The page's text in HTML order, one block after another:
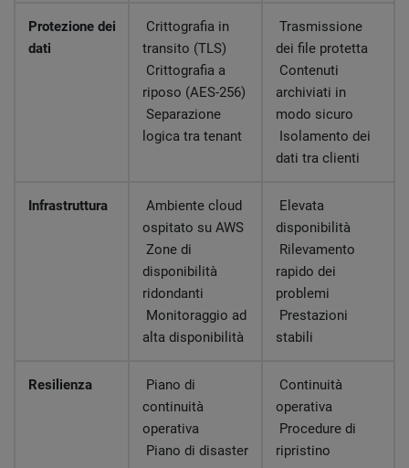
Protezione dei
dati
Crittografia in
transito (TLS)
Crittografia a
riposo (AES-256)
Separazione
logica tra tenant
Trasmissione
dei file protetta
Contenuti
archiviati in
modo sicuro
Isolamento dei
dati tra clienti
Infrastruttura
Ambiente cloud
ospitato su AWS
Zone di
disponibilità
ridondanti
Monitoraggio ad
alta disponibilità
Elevata
disponibilità
Rilevamento
rapido dei
problemi
Prestazioni
stabili
Resilienza
Piano di
continuità
operativa
Piano di disaster
Continuità
operativa
Procedure di
ripristino